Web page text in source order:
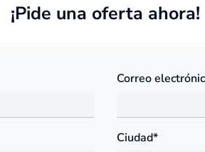
¡Pide una oferta ahora!
Correo
Ciudad*